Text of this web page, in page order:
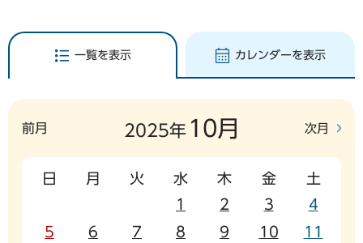
一覧を表示 カレンダーを表示
2025年 10月
前月 次月
日 月 火 水 木 金
土
1
2 3
4
5
6 7 8 9 10
11